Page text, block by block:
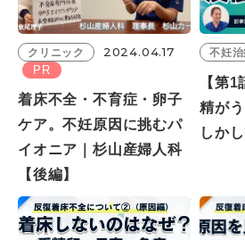
クリニック 2024.04.17
PR
着床不全・不育症・卵子
ケア。不妊原因に挑むパ
イオニア｜杉山産婦人科
【後編】
不妊治
【第
精が
しか